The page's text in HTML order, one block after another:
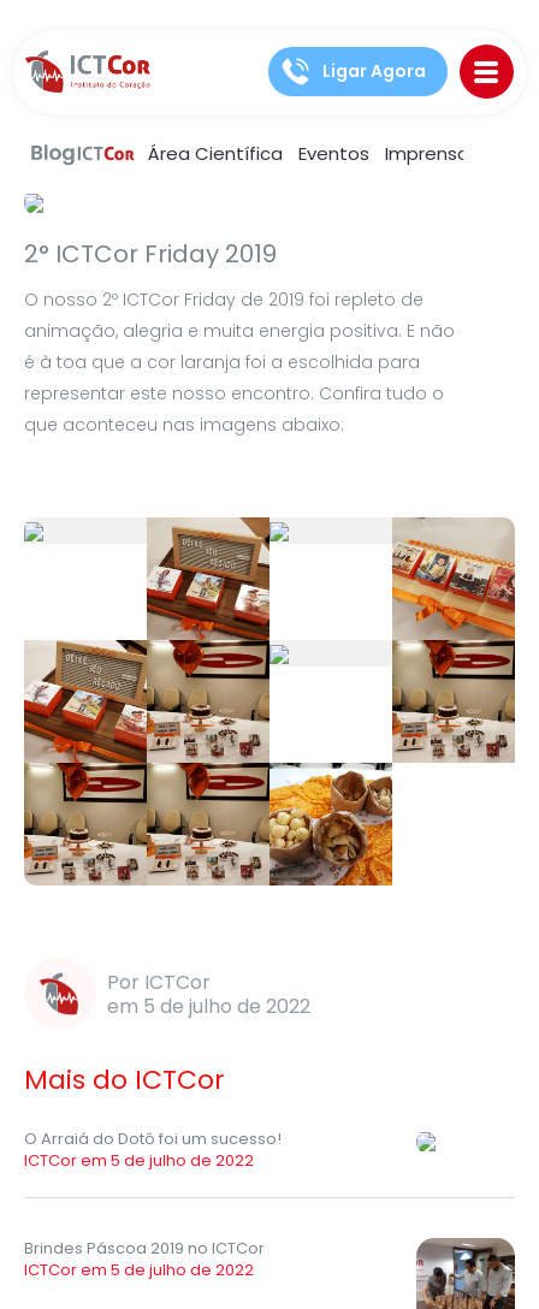
Ligar Agora
Área Científica Eventos Imprensa
2° ICTCor Friday 2019
O nosso 2º ICTCor Friday de 2019 foi repleto de
animação, alegria e muita energia positiva. E não
é à toa que a cor laranja foi a escolhida para
representar este nosso encontro. Confira tudo o
que aconteceu nas imagens abaixo:
Por ICTCor
em 5 de julho de 2022
Mais do ICTCor
O Arraiá do Dotô foi um sucesso!
ICTCor em 5 de julho de 2022
Brindes Páscoa 2019 no ICTCor
ICTCor em 5 de julho de 2022